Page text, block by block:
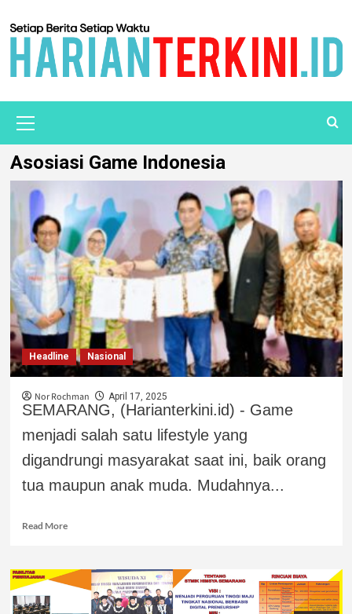
Asosiasi Game Indonesia
Headline Nasional
Nor Rochman April 17, 2025
SEMARANG, (Harianterkini.id) - Game
menjadi salah satu lifestyle yang
digandrungi masyarakat saat ini, baik orang
tua maupun anak muda. Mudahnya...
Read More